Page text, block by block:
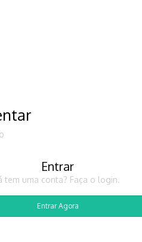
Entrar
tem uma conta? Faça o login.
Entrar Agora